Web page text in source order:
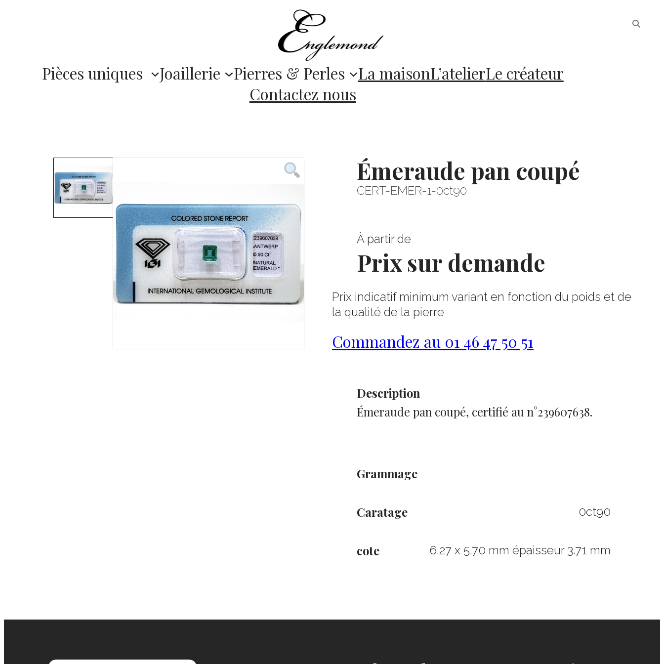
Pièces uniques Joaillerie Pierres & Perles La maisonL’atelierLe créateur
Contactez nous
Émeraude pan coupé
CERT-EMER-1-0ct90
À partir de
Prix sur demande
Prix indicatif minimum variant en fonction du poids et de
la qualité de la pierre
Commandez au 01 46 47 50 51
Description
Émeraude pan coupé, certifié au n°239607638.
Grammage
Caratage 0ct90
cote 6.27 x 5.70 mm épaisseur 3.71 mm